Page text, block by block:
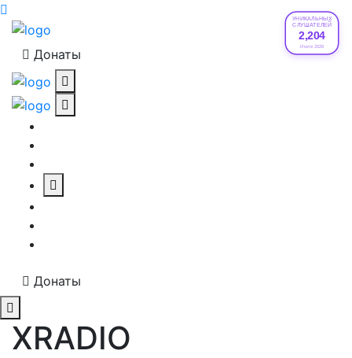
УНИКАЛЬНЫХ
СЛУШАТЕЛЕЙ
2,204
Июле 2026
Донаты
Донаты
XRADIO